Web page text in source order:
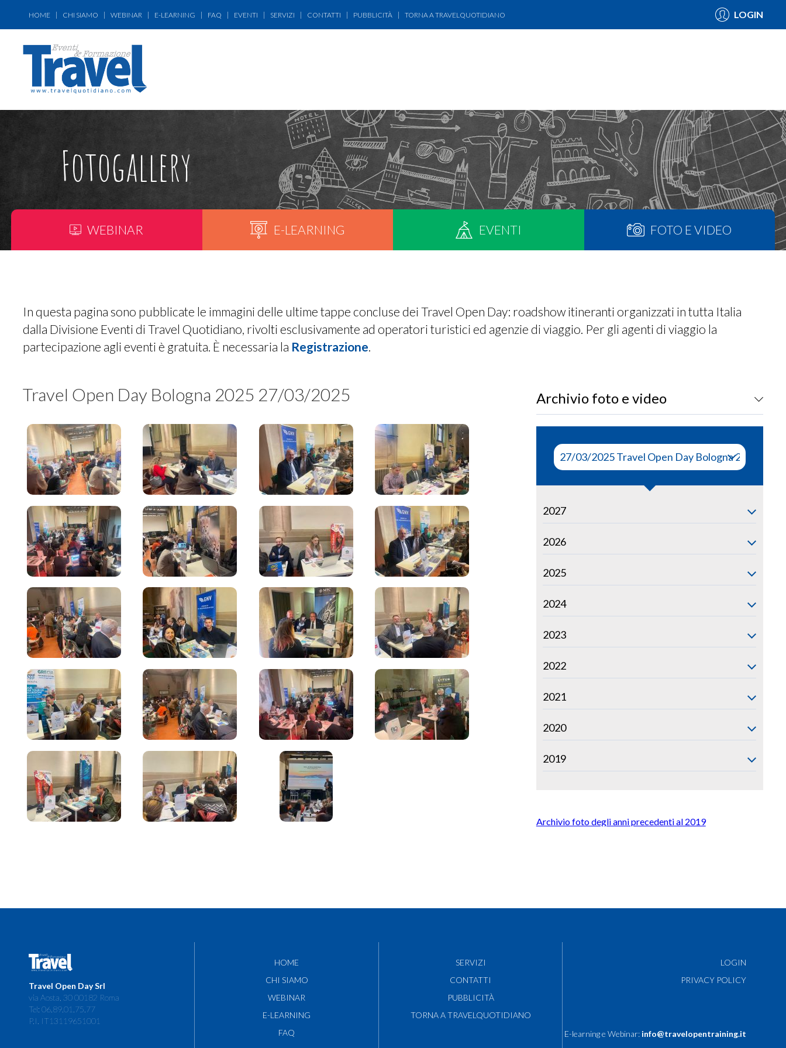
HOME CHI SIAMO WEBINAR E-LEARNING FAQ EVENTI SERVIZI CONTATTI PUBBLICITÀ TORNA A TRAVELQUOTIDIANO LOGIN
HOME
CHI SIAMO
WEBINAR
E-LEARNING
FAQ
SERVIZI
TORNA A TRAVELQUOTIDIANO
LOGIN
WEBINAR E-LEARNING EVENTI FOTO E VIDEO
Fotogallery
In questa pagina sono pubblicate le immagini delle ultime tappe concluse dei Travel Open Day: roadshow itineranti organizzati in tutta Italia
dalla Divisione Eventi di Travel Quotidiano, rivolti esclusivamente ad operatori turistici ed agenzie di viaggio. Per gli agenti di viaggio la
partecipazione agli eventi è gratuita. È necessaria la Registrazione.
Archivio foto e video
2027
2026
2025
2024
2023
2022
2021
2020
2019
Archivio foto degli anni precedenti al 2019
Travel Open Day Bologna 2025 27/03/2025
Travel Open Day Srl
via Aosta, 30 00182 Roma
Tel: 06.89.01.75.77
P.I. IT13119651001
HOME
CHI SIAMO
WEBINAR
E-LEARNING
FAQ
SERVIZI
CONTATTI
PUBBLICITÀ
TORNA A TRAVELQUOTIDIANO
LOGIN
PRIVACY POLICY
E-learning e Webinar: info@travelopentraining.it